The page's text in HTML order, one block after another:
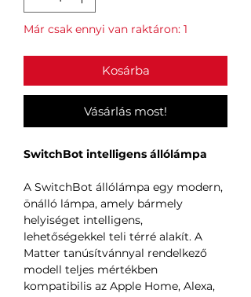
Már csak ennyi van raktáron: 1
Kosárba
Vásárlás most!
SwitchBot intelligens állólámpa
A SwitchBot állólámpa egy modern,
önálló lámpa, amely bármely
helyiséget intelligens,
lehetőségekkel teli térré alakít. A
Matter tanúsítvánnyal rendelkező
modell teljes mértékben
kompatibilis az Apple Home, Alexa,